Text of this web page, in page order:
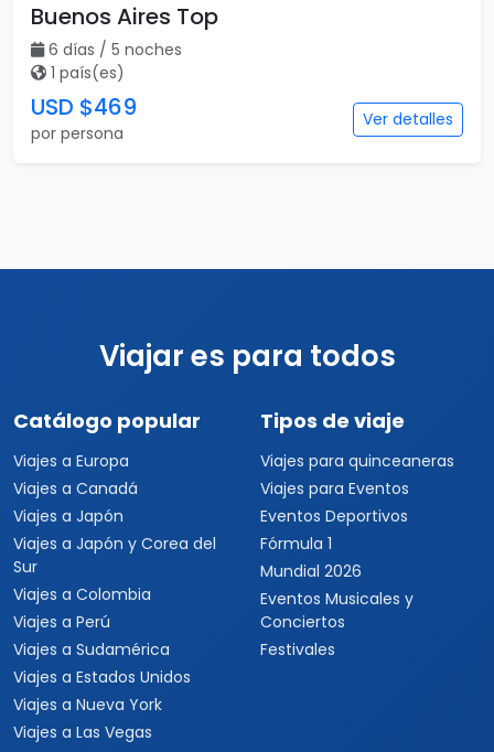
Buenos Aires Top
6 días / 5 noches
1 país(es)
USD $469
por persona
Ver detalles
Viajar es para todos
Catálogo popular
Viajes a Europa
Viajes a Canadá
Viajes a Japón
Viajes a Japón y Corea del
Sur
Viajes a Colombia
Viajes a Perú
Viajes a Sudamérica
Viajes a Estados Unidos
Viajes a Nueva York
Viajes a Las Vegas
Tipos de viaje
Viajes para quinceaneras
Viajes para Eventos
Eventos Deportivos
Fórmula 1
Mundial 2026
Eventos Musicales y
Conciertos
Festivales